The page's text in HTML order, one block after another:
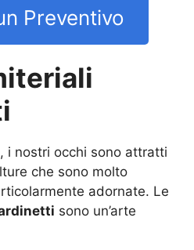
Preventivo
i nostri occhi sono attratti
che sono molto
adornate. Le
sono un’arte